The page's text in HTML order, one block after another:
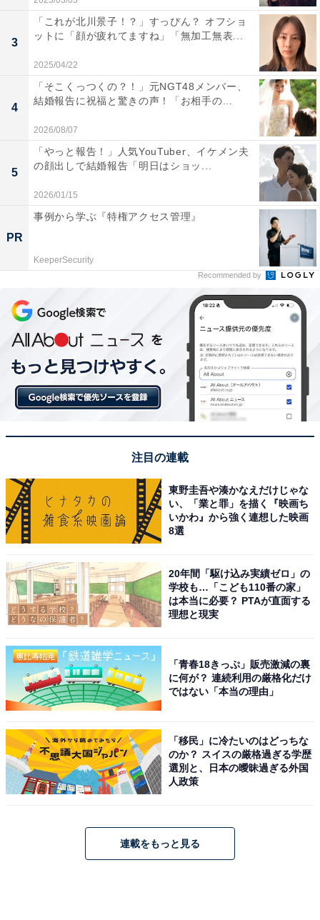
3
「これが北川景子！？」すっぴん？ オフショ
ットに「顔が疲れてますね」「無加工無表...
2025/04/22
4
「そこくっつくの？！」元NGT48メンバー、
結婚報告に祝福と驚きの声！「お相手の...
2026/08/07
5
「やっと報告！」人気YouTuber、イケメン夫
の顔出しで結婚報告「明日はショッ...
2026/01/15
PR
事例から学ぶ『特権アクセス管理』
KeeperSecurity
Recommended by
注目の連載
東野圭吾や湊かなえだけじゃな
い、「業と罪」を描く『映画ち
いかわ』から強く連想した映画
8選
20年間「駆け込み実績ゼロ」の
学校も…「こども110番の家」
は本当に必要？ PTAが直面する
理想と現実
「青春18きっぷ」販売激減の裏
に何が？ 連続利用の厳格化だけ
ではない「本当の理由」
「移民」に冷たいのはどっちな
のか？ スイスの厳格過ぎる学歴
選別と、日本の曖昧過ぎる外国
人政策
連載をもっと見る